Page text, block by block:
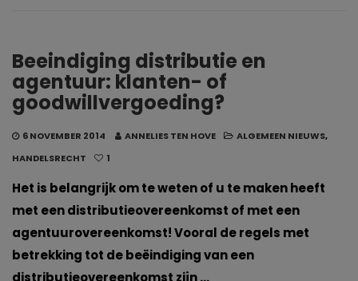
Beeindiging distributie en
agentuur: klanten- of
goodwillvergoeding?
6 NOVEMBER 2014 ANNELIES TEN HOVE ALGEMEEN NIEUWS,
HANDELSRECHT
1
Het is belangrijk om te weten of u te maken heeft
met een distributieovereenkomst of met een
agentuurovereenkomst! Vooral de regels met
betrekking tot de beëindiging van een
distributieovereenkomst zijn …